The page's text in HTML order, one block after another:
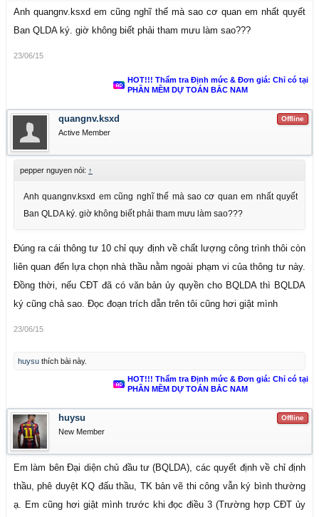
Anh quangnv.ksxd em cũng nghĩ thế mà sao cơ quan em nhất quyết
Ban QLDA ký. giờ không biết phải tham mưu làm sao???
23/06/15
HOT!!! Thẩm tra Định mức & Đơn giá: Chỉ có tại
PHẦN MỀM DỰ TOÁN BẮC NAM
Offline
quangnv.ksxd
Active Member
pepper nguyen nói: ↑
Anh quangnv.ksxd em cũng nghĩ thế mà sao cơ quan em nhất quyết
Ban QLDA ký. giờ không biết phải tham mưu làm sao???
Đúng ra cái thông tư 10 chỉ quy định về chất lượng công trình thôi còn
liên quan đến lựa chọn nhà thầu nằm ngoài phạm vi của thông tư này.
Đồng thời, nếu CĐT đã có văn bản ủy quyền cho BQLDA thì BQLDA
ký cũng chả sao. Đọc đoạn trích dẫn trên tôi cũng hơi giật mình
23/06/15
huysu thích bài này.
HOT!!! Thẩm tra Định mức & Đơn giá: Chỉ có tại
PHẦN MỀM DỰ TOÁN BẮC NAM
Offline
huysu
New Member
Em làm bên Đại diện chủ đầu tư (BQLDA), các quyết định về chỉ định
thầu, phê duyệt KQ đấu thầu, TK bản vẽ thi công vẫn ký bình thường
ạ. Em cũng hơi giật mình trước khi đọc điều 3 (Trường hợp CĐT ủy